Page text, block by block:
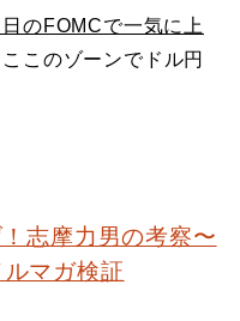
のFOMCで一気に上
このゾーンでドル円
志摩力男の考察〜
マガ検証